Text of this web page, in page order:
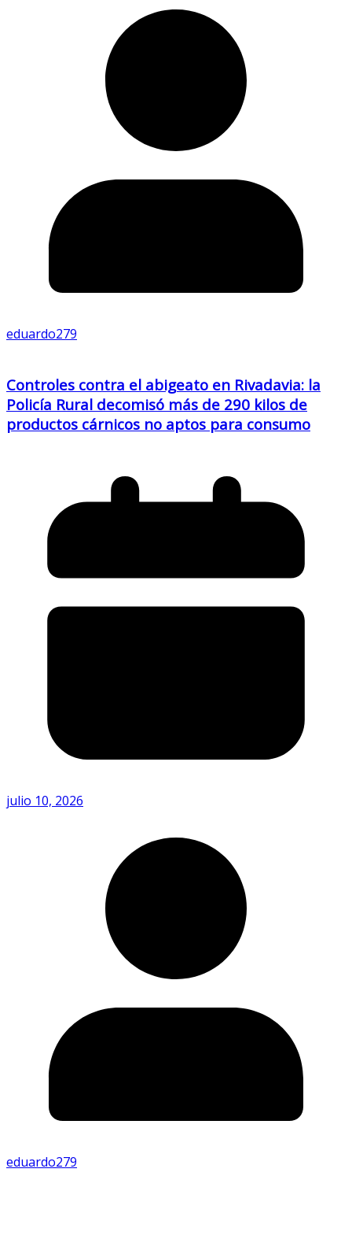
eduardo279
Controles contra el abigeato en Rivadavia: la
Policía Rural decomisó más de 290 kilos de
productos cárnicos no aptos para consumo
julio 10, 2026
eduardo279